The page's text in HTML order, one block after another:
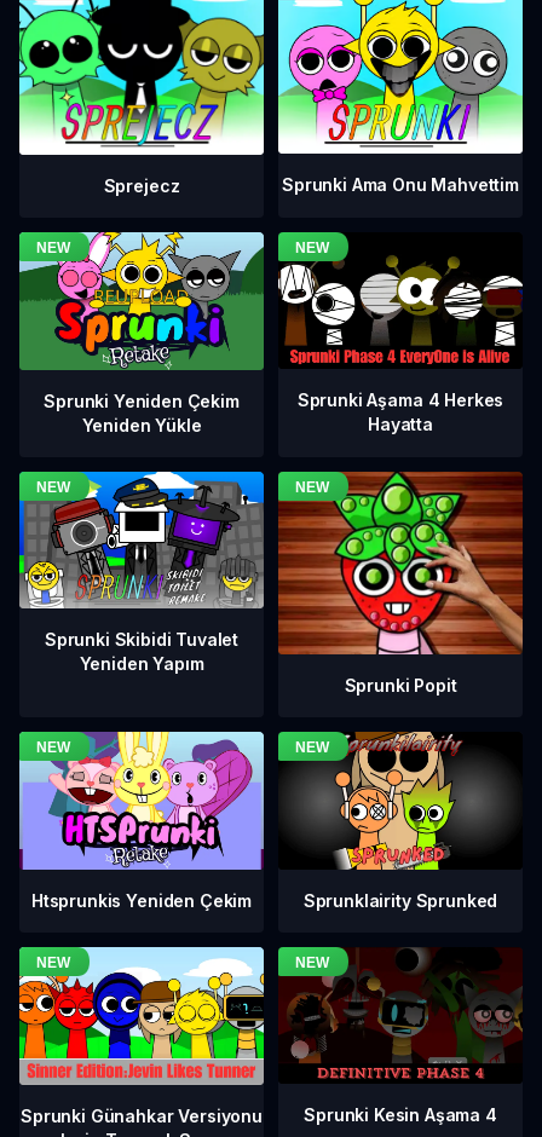
Sprejecz Sprunki Ama Onu Mahvettim
Sprunki Yeniden Çekim
Yeniden Yükle
Sprunki Aşama 4 Herkes
Hayatta
Sprunki Skibidi Tuvalet
Yeniden Yapım
Sprunki Popit
Htsprunkis Yeniden Çekim Sprunklairity Sprunked
Sprunki Günahkar Versiyonu
Sprunki Kesin Aşama 4